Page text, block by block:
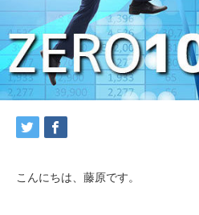
こんにちは、藤原です。